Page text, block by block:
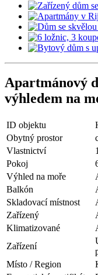
Apartmánový
výhledem na
ID objektu
Obytný prostor
Vlastnictví
Pokoj
Výhled na moře
Balkón
Skladovací místnost
Zařízený
Klimatizované
Zařízení
Místo / Region